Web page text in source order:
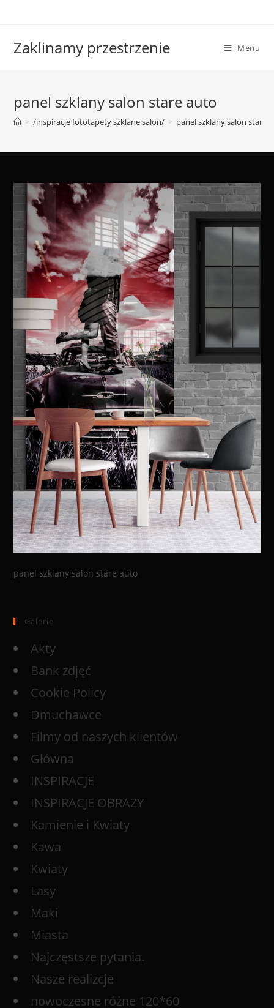
Zaklinamy przestrzenie Menu
panel szklany salon stare auto
> /inspiracje fototapety szklane salon/ > panel szklany salon stare
panel szklany salon stare auto
Galerie
Akty
Bank zdjęć
Cookie Policy
Dmuchawce
Filmy od naszych klientów
Główna
INSPIRACJE
INSPIRACJE OBRAZY
Kamienie i Kwiaty
Kawa
Kwiaty
Lasy
Maki
Miasta
Najczęstsze pytania.
Nasze realizcje
nowoczesne różne 120*60